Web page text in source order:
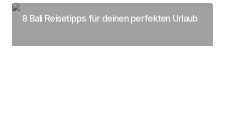
Deine Email Adresse
8 Bali Reisetipps für deinen perfekten Urlaub